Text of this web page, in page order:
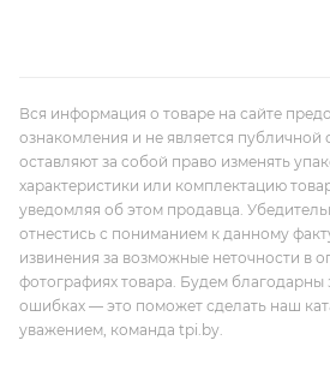
Вся информация о товаре на сайте
ознакомления и не является
оставляют за собой право изменять
характеристики или комплектацию
уведомляя об этом продавца.
отнестись с пониманием к данному
извинения за возможные неточности в
фотографиях товара. Будем
ошибках — это поможет сделать наш
уважением, команда tpi.by.